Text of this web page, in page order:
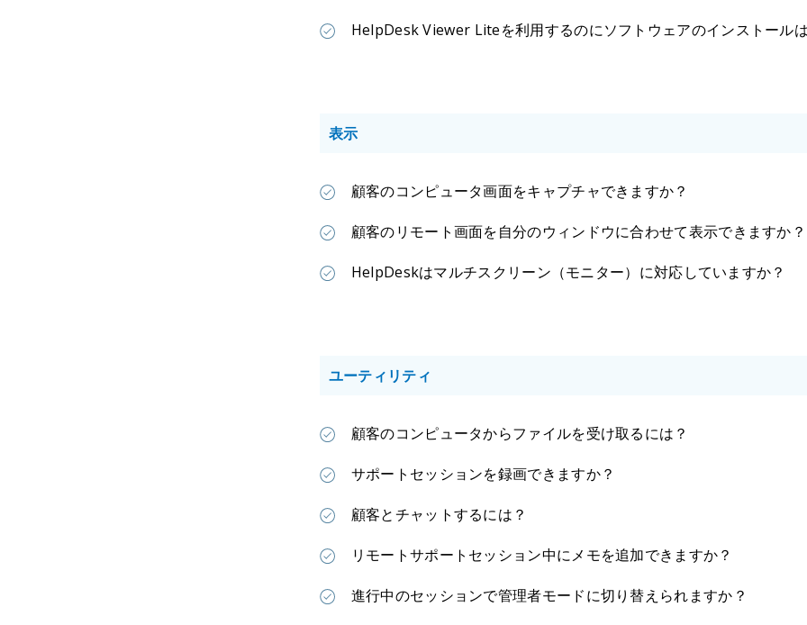
HelpDesk Viewer Liteを利用するのにソフトウェアのインストール
表示
顧客のコンピュータ画面をキャプチャできますか？
顧客のリモート画面を自分のウィンドウに合わせて表示できますか？
HelpDeskはマルチスクリーン（モニター）に対応していますか？
ユーティリティ
顧客のコンピュータからファイルを受け取るには？
サポートセッションを録画できますか？
顧客とチャットするには？
リモートサポートセッション中にメモを追加できますか？
進行中のセッションで管理者モードに切り替えられますか？